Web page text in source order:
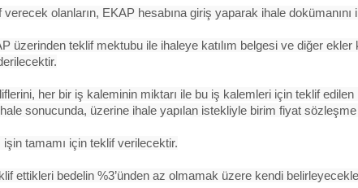
verecek olanların, EKAP hesabına giriş yaparak ihale dokümanını
üzerinden teklif mektubu ile ihaleye katılım belgesi ve diğer
her bir iş kaleminin miktarı ile bu iş kalemleri için teklif
sonucunda, üzerine ihale yapılan istekliyle birim fiyat sözleşme
işin tamamı için teklif verilecektir.
ettikleri bedelin %3’ünden az olmamak üzere kendi